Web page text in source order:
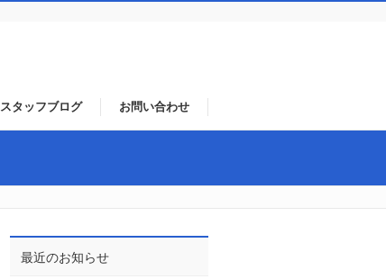
スタッフブログ お問い合わせ
最近のお知らせ